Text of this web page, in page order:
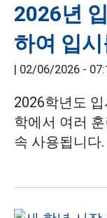
2026년
하여 입
| 02/06/2026 -
2026학년도
학에서 여러
속 사용됩니다.